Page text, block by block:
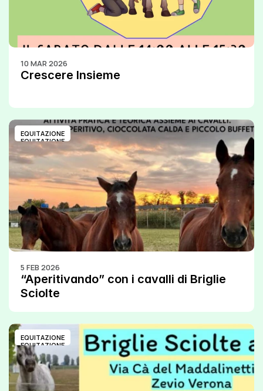
10 MAR 2026
Crescere Insieme
EQUITAZIONE
EQUITAZIONE
5 FEB 2026
“Aperitivando” con i cavalli di Briglie
Sciolte
EQUITAZIONE
EQUITAZIONE